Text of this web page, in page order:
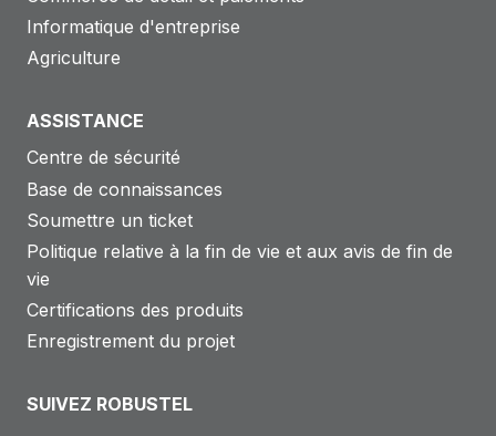
Informatique d'entreprise
Agriculture
ASSISTANCE
Centre de sécurité
Base de connaissances
Soumettre un ticket
Politique relative à la fin de vie et aux avis de fin de
vie
Certifications des produits
Enregistrement du projet
SUIVEZ ROBUSTEL